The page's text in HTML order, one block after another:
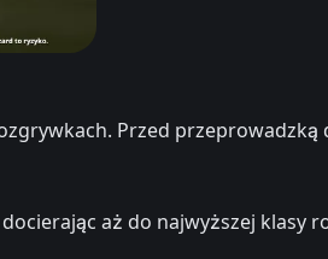
Przed przeprowadzką
aż do najwyższej klasy